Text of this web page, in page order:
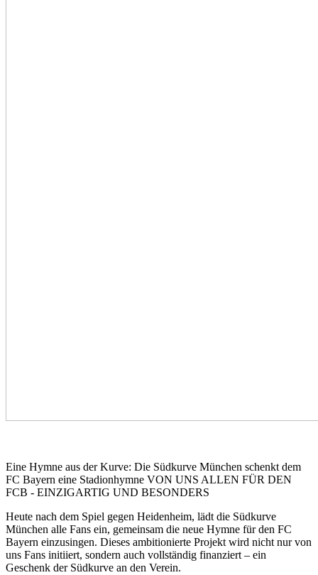
Eine Hymne aus der Kurve: Die Südkurve München schenkt dem
FC Bayern eine Stadionhymne VON UNS ALLEN FÜR DEN
FCB - EINZIGARTIG UND BESONDERS
Heute nach dem Spiel gegen Heidenheim, lädt die Südkurve
München alle Fans ein, gemeinsam die neue Hymne für den FC
Bayern einzusingen. Dieses ambitionierte Projekt wird nicht nur von
uns Fans initiiert, sondern auch vollständig finanziert – ein
Geschenk der Südkurve an den Verein.